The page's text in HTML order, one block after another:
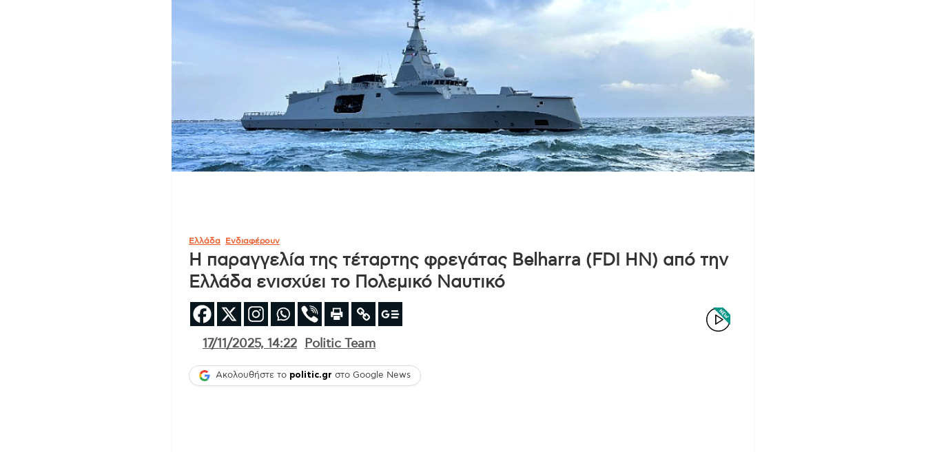
Ελλάδα Ενδιαφέρουν
Η παραγγελία της τέταρτης φρεγάτας Belharra (FDI HN) από την
Ελλάδα ενισχύει το Πολεμικό Ναυτικό
17/11/2025, 14:22 Politic Team
Ακολουθήστε το politic.gr στο Google News